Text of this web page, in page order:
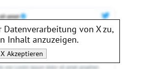
Datenverarbeitung von Xzu,
Inhalt anzuzeigen.
X Akzeptieren